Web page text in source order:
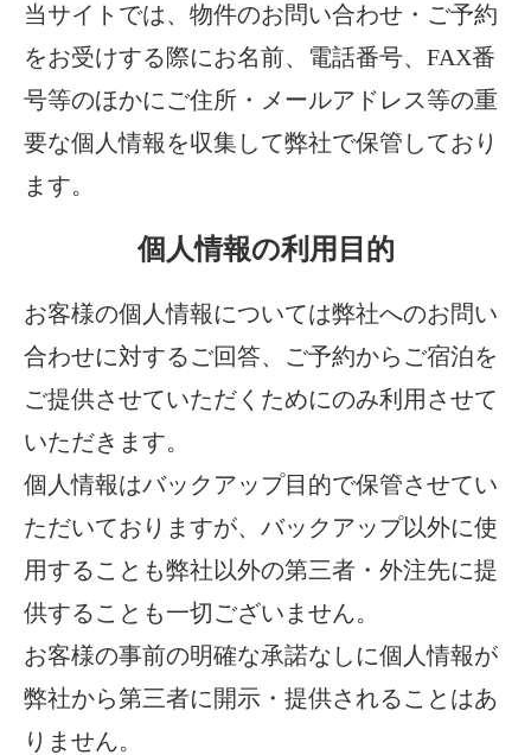
当サイトでは、物件のお問い合わせ・ご予約
をお受けする際にお名前、電話番号、FAX番
号等のほかにご住所・メールアドレス等の重
要な個人情報を収集して弊社で保管しており
ます。
個人情報の利用目的
お客様の個人情報については弊社へのお問い
合わせに対するご回答、ご予約からご宿泊を
ご提供させていただくためにのみ利用させて
いただきます。
個人情報はバックアップ目的で保管させてい
ただいておりますが、バックアップ以外に使
用することも弊社以外の第三者・外注先に提
供することも一切ございません。
お客様の事前の明確な承諾なしに個人情報が
弊社から第三者に開示・提供されることはあ
りません。